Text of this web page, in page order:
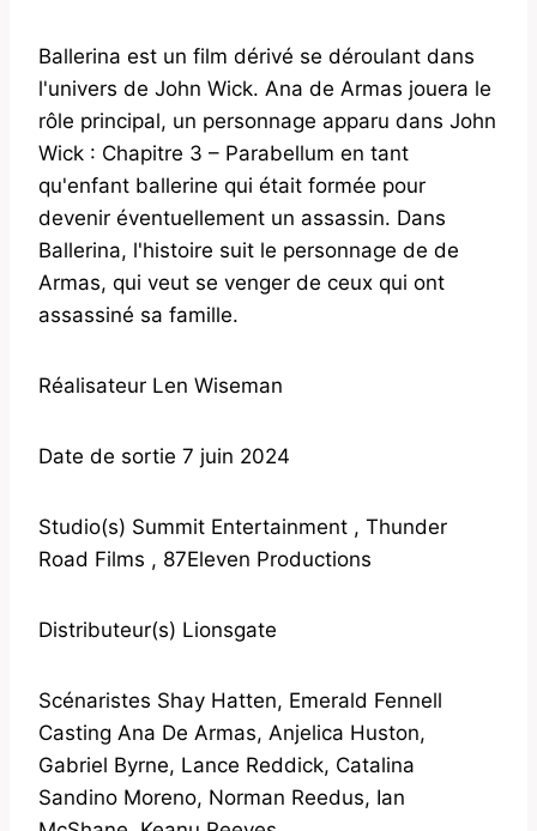
Ballerina est un film dérivé se déroulant dans
l'univers de John Wick. Ana de Armas jouera le
rôle principal, un personnage apparu dans John
Wick : Chapitre 3 – Parabellum en tant
qu'enfant ballerine qui était formée pour
devenir éventuellement un assassin. Dans
Ballerina, l'histoire suit le personnage de de
Armas, qui veut se venger de ceux qui ont
assassiné sa famille.
Réalisateur Len Wiseman
Date de sortie 7 juin 2024
Studio(s) Summit Entertainment , Thunder
Road Films , 87Eleven Productions
Distributeur(s) Lionsgate
Scénaristes Shay Hatten, Emerald Fennell
Casting Ana De Armas, Anjelica Huston,
Gabriel Byrne, Lance Reddick, Catalina
Sandino Moreno, Norman Reedus, Ian